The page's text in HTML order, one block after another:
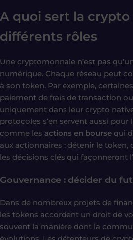
A quoi sert la crypto
différents rôles
Une cryptomonnaie n’est pas
numérique. Chaque réseau peut
à son token. Par exemple,
paiement de frais de transaction
uniquement dans leur crypto
protocoles s’en servent aussi pour
comme les actions en bourse qui
aux actionnaires : détenir le token,
les décisions clés qui façonneront
Gouvernance : décider du
Dans de nombreux projets de
les tokens accordent un droit de
souvent la manière dont la